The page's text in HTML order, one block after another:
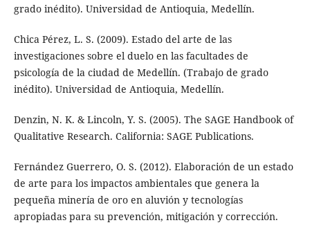
grado inédito). Universidad de Antioquia, Medellín.
Chica Pérez, L. S. (2009). Estado del arte de las
investigaciones sobre el duelo en las facultades de
psicología de la ciudad de Medellín. (Trabajo de grado
inédito). Universidad de Antioquia, Medellín.
Denzin, N. K. & Lincoln, Y. S. (2005). The SAGE Handbook of
Qualitative Research. California: SAGE Publications.
Fernández Guerrero, O. S. (2012). Elaboración de un estado
de arte para los impactos ambientales que genera la
pequeña minería de oro en aluvión y tecnologías
apropiadas para su prevención, mitigación y corrección.